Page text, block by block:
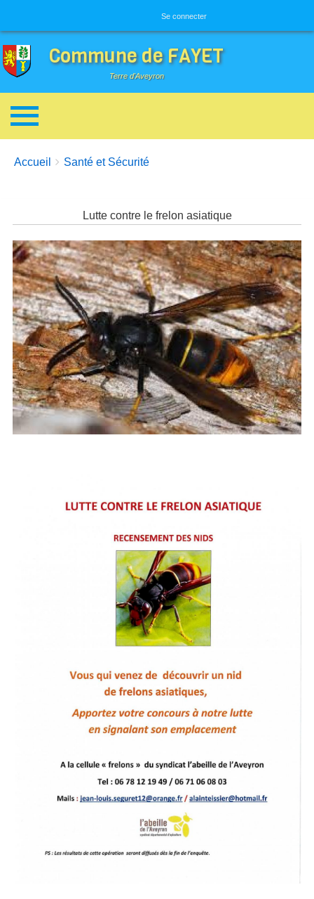
Se connecter
Commune de FAYET
Terre d'Aveyron
Breadcrumbs
You are here:
Accueil Santé et Sécurité
Lutte contre le frelon asiatique
Image